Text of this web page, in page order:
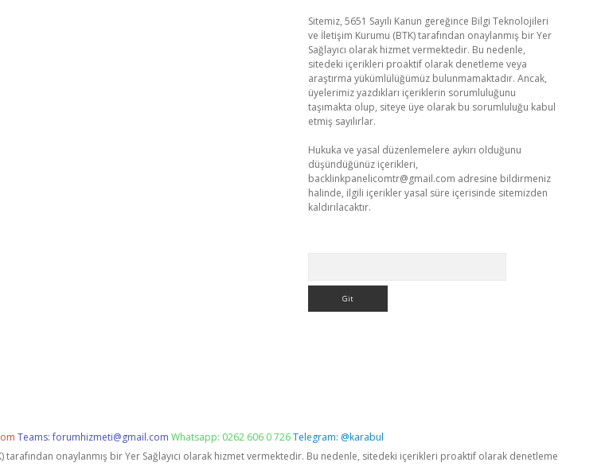
Sitemiz, 5651 Sayılı Kanun gereğince Bilgi Teknolojileri
ve İletişim Kurumu (BTK) tarafından onaylanmış bir Yer
Sağlayıcı olarak hizmet vermektedir. Bu nedenle,
sitedeki içerikleri proaktif olarak denetleme veya
araştırma yükümlülüğümüz bulunmamaktadır. Ancak,
üyelerimiz yazdıkları içeriklerin sorumluluğunu
taşımakta olup, siteye üye olarak bu sorumluluğu kabul
etmiş sayılırlar.
Hukuka ve yasal düzenlemelere aykırı olduğunu
düşündüğünüz içerikleri,
backlinkpanelicomtr@gmail.com adresine bildirmeniz
halinde, ilgili içerikler yasal süre içerisinde sitemizden
kaldırılacaktır.
Teams:forumhizmeti@gmail.com Whatsapp: 0262 606 0 726Telegram: @karabul
tarafından onaylanmış bir Yer Sağlayıcı olarak hizmet vermektedir. Bu nedenle, sitedeki içerikleri proaktif olarak denetleme